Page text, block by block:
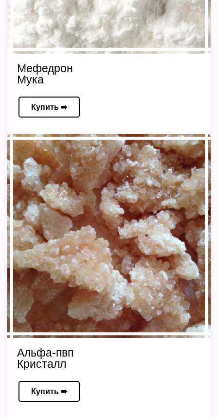
Мефедрон
Мука
Купить ➠
Альфа-пвп
Кристалл
Купить ➠